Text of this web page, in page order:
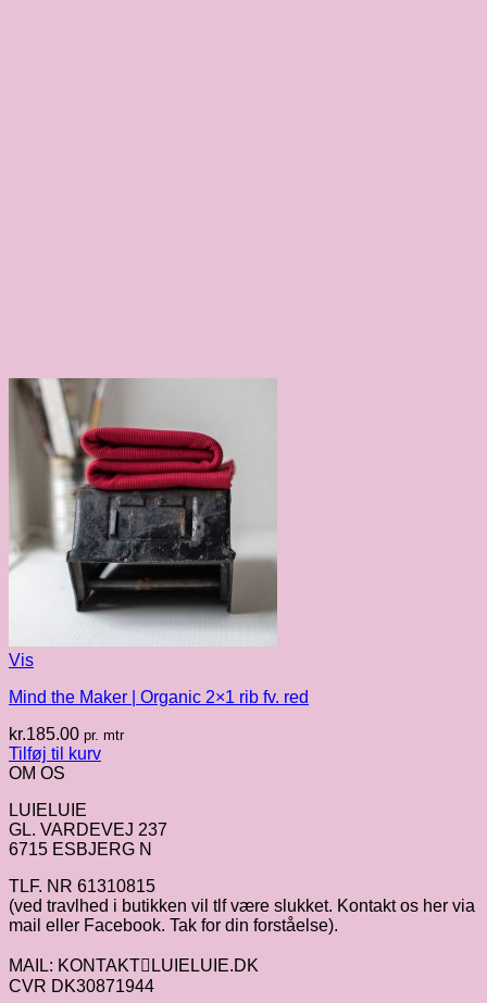
Vis
Mind the Maker | Organic 2×1 rib fv. red
kr.185.00 pr. mtr
Tilføj til kurv
OM OS
LUIELUIE
GL. VARDEVEJ 237
6715 ESBJERG N
TLF. NR 61310815
(ved travlhed i butikken vil tlf være slukket. Kontakt os her via
mail eller Facebook. Tak for din forståelse).
MAIL: KONTAKTLUIELUIE.DK
CVR DK30871944